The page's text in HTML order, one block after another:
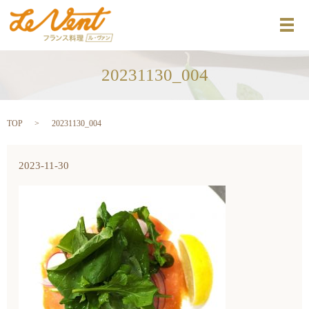
メ
20231130_004
TOP 20231130_004
2023-11-30